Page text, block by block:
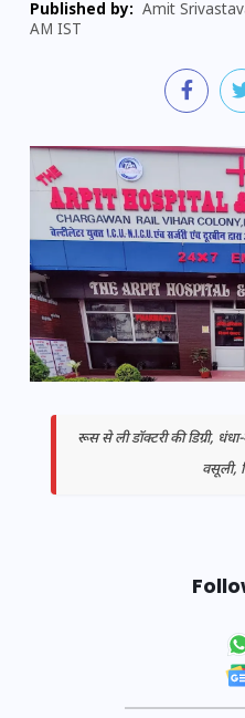
Published by: Amit
AM IST
रूस से ली डॉक्टरी की डिग्री,
वसूली,